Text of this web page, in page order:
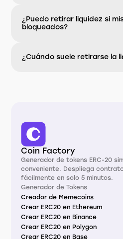
¿Puedo retirar liquidez si
bloqueados?
¿Cuándo suele retirarse la
Coin Factory
Generador de tokens ERC-20
conveniente. Despliega
fácilmente en solo 5 minutos.
Generador de Tokens
Creador de Memecoins
Crear ERC20 en Ethereum
Crear ERC20 en Binance
Crear ERC20 en Polygon
Crear ERC20 en Base